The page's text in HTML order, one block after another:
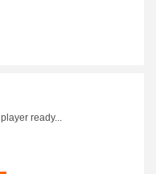
player ready...